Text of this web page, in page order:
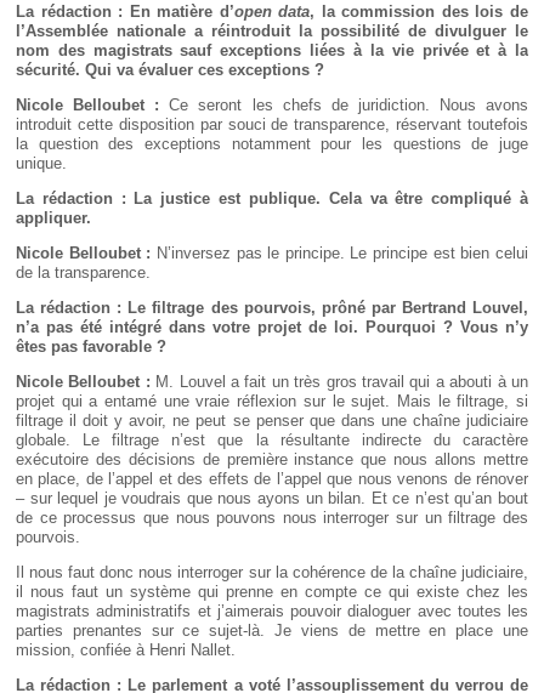
La rédaction : En matière d’open data, la commission des lois de
l’Assemblée nationale a réintroduit la possibilité de divulguer le
nom des magistrats sauf exceptions liées à la vie privée et à la
sécurité. Qui va évaluer ces exceptions ?
Nicole Belloubet :Ce seront les chefs de juridiction. Nous avons
introduit cette disposition par souci de transparence, réservant toutefois
la question des exceptions notamment pour les questions de juge
unique.
La rédaction : La justice est publique. Cela va être compliqué à
appliquer.
Nicole Belloubet : N’inversez pas le principe. Le principe est bien celui
de la transparence.
La rédaction : Le filtrage des pourvois, prôné par Bertrand Louvel,
n’a pas été intégré dans votre projet de loi. Pourquoi ? Vous n’y
êtes pas favorable ?
Nicole Belloubet : M. Louvel a fait un très gros travail qui a abouti à un
projet qui a entamé une vraie réflexion sur le sujet. Mais le filtrage, si
filtrage il doit y avoir, ne peut se penser que dans une chaîne judiciaire
globale. Le filtrage n’est que la résultante indirecte du caractère
exécutoire des décisions de première instance que nous allons mettre
en place, de l’appel et des effets de l’appel que nous venons de rénover
– sur lequel je voudrais que nous ayons un bilan. Et ce n’est qu’an bout
de ce processus que nous pouvons nous interroger sur un filtrage des
pourvois.
Il nous faut donc nous interroger sur la cohérence de la chaîne judiciaire,
il nous faut un système qui prenne en compte ce qui existe chez les
magistrats administratifs et j’aimerais pouvoir dialoguer avec toutes les
parties prenantes sur ce sujet-là. Je viens de mettre en place une
mission, confiée à Henri Nallet.
La rédaction : Le parlement a voté l’assouplissement du verrou de